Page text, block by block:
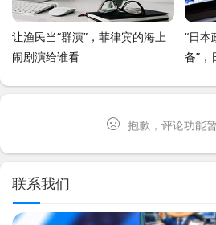
让渔民当“群演”，菲律宾的海上
闹剧演给谁看
“日本
备”，
抱歉，评论功能
联系我们